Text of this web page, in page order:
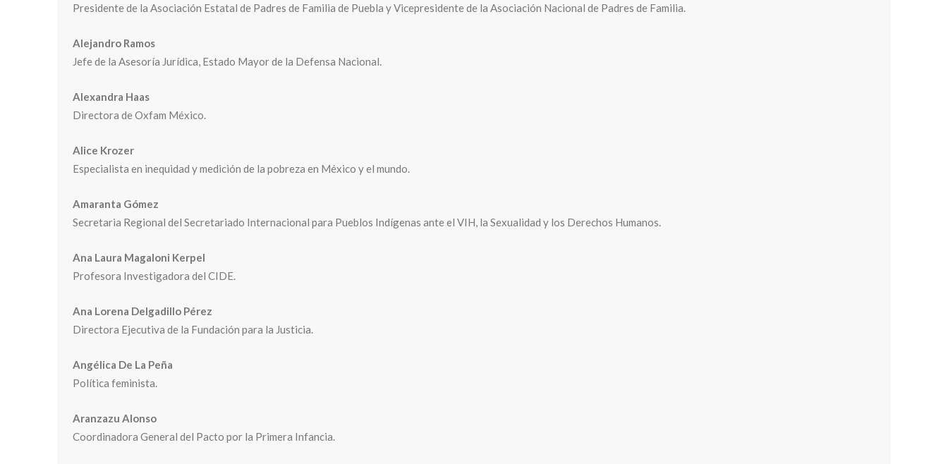
Presidente de la Asociación Estatal de Padres de Familia de Puebla y Vicepresidente de la Asociación Nacional de Padres de Familia.
Alejandro Ramos
Jefe de la Asesoría Jurídica, Estado Mayor de la Defensa Nacional.
Alexandra Haas
Directora de Oxfam México.
Alice Krozer
Especialista en inequidad y medición de la pobreza en México y el mundo.
Amaranta Gómez
Secretaria Regional del Secretariado Internacional para Pueblos Indígenas ante el VIH, la Sexualidad y los Derechos Humanos.
Ana Laura Magaloni Kerpel
Profesora Investigadora del CIDE.
Ana Lorena Delgadillo Pérez
Directora Ejecutiva de la Fundación para la Justicia.
Angélica De La Peña
Política feminista.
Aranzazu Alonso
Coordinadora General del Pacto por la Primera Infancia.